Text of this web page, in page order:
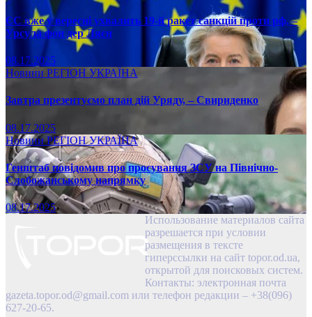
ЄС вже у вересні ухвалить 19-й ракет санкцій проти рф, –
Урсула фон дер Ляєн
08.17.2025
Новини РЕГІОН УКРАЇНА
Завтра презентуємо план дій Уряду, – Свириденко
08.17.2025
НовиниРЕГІОНУКРАЇНА
Генштаб повідомив про просування ЗСУ на Північно-
Слобожанському напрямку
08.17.2025
Использование материалов сайта
разрешается при условии
размещения в тексте
гиперссылки на сайт topor.od.ua,
открытой для поисковых систем.
Контакты: электронная почта
gazeta.topor.od@gmail.com или телефон редакции – +38(096)
627-20-65.